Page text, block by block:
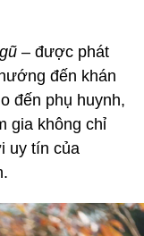
– được phát
đến khán
đến phụ huynh,
gia không chỉ
uy tín của